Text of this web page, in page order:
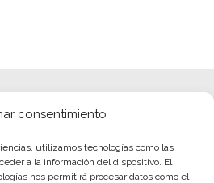
consentimiento
utilizamos tecnologías como las
a la información del dispositivo. El
nos permitirá procesar datos como el